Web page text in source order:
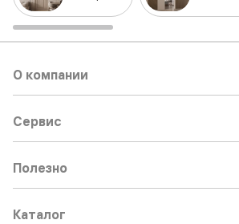
О компании
Сервис
Полезно
Каталог